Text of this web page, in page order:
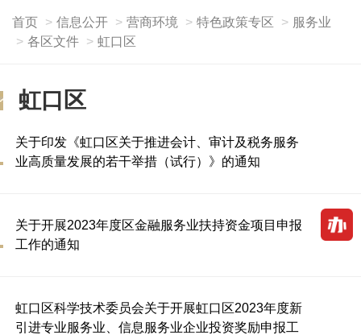
首页 信息公开 营商环境 特色政策专区
服务业
各区文件
虹口区
虹口区
关于印发《虹口区关于推进会计、审计及税务服务
业高质量发展的若干举措（试行）》的通知
关于开展2023年度区金融服务业扶持资金项目申报
工作的通知
虹口区科学技术委员会关于开展虹口区2023年度新
引进专业服务业、信息服务业企业投资奖励申报工